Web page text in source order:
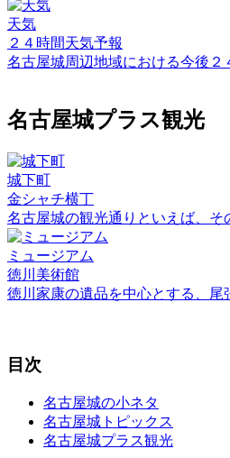
天気
２４時間天気予報
名古屋城周辺地域における今後２
名古屋城プラス観光
城下町
金シャチ横丁
名古屋城の観光通りといえば、
ミュージアム
徳川美術館
徳川家康の遺品を中心とする、
目次
名古屋城の小ネタ
名古屋城トピックス
名古屋城プラス観光